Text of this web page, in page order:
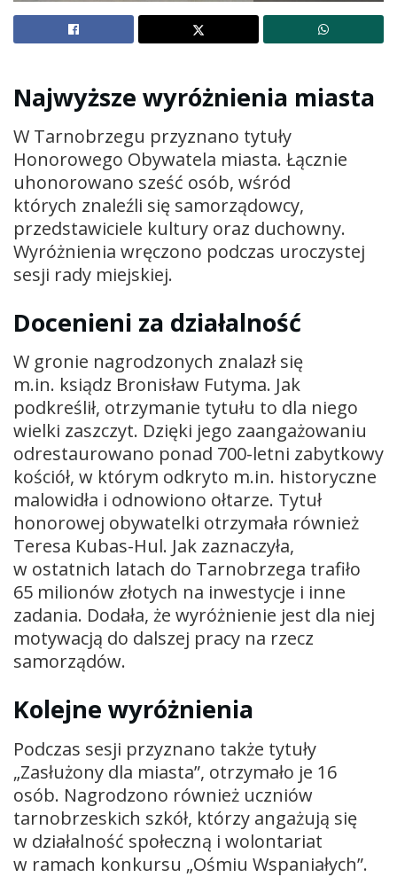
Najwyższe wyróżnienia miasta
W Tarnobrzegu przyznano tytuły
Honorowego Obywatela miasta. Łącznie
uhonorowano sześć osób, wśród
których znaleźli się samorządowcy,
przedstawiciele kultury oraz duchowny.
Wyróżnienia wręczono podczas uroczystej
sesji rady miejskiej.
Docenieni za działalność
W gronie nagrodzonych znalazł się
m.in. ksiądz Bronisław Futyma. Jak
podkreślił, otrzymanie tytułu to dla niego
wielki zaszczyt. Dzięki jego zaangażowaniu
odrestaurowano ponad 700-letni zabytkowy
kościół, w którym odkryto m.in. historyczne
malowidła i odnowiono ołtarze. Tytuł
honorowej obywatelki otrzymała również
Teresa Kubas-Hul. Jak zaznaczyła,
w ostatnich latach do Tarnobrzega trafiło
65 milionów złotych na inwestycje i inne
zadania. Dodała, że wyróżnienie jest dla niej
motywacją do dalszej pracy na rzecz
samorządów.
Kolejne wyróżnienia
Podczas sesji przyznano także tytuły
„Zasłużony dla miasta”, otrzymało je 16
osób. Nagrodzono również uczniów
tarnobrzeskich szkół, którzy angażują się
w działalność społeczną i wolontariat
w ramach konkursu „Ośmiu Wspaniałych”.